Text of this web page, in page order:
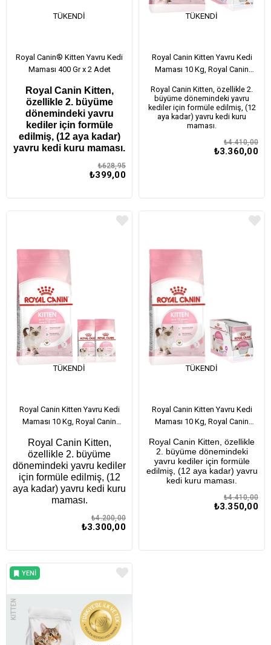
TÜKENDI
Royal Canin® Kitten Yavru Kedi
Maması 400 Gr x 2 Adet
Royal Canin Kitten,
özellikle 2. büyüme
dönemindeki yavru
kediler için formüle
edilmiş, (12 aya kadar)
yavru kedi kuru maması.
₺399,00
₺628,95
TÜKENDI
Royal Canin Kitten Yavru Kedi
Maması 10 Kg, Royal Canin
Royal Canin Kitten, özellikle 2.
büyüme dönemindeki yavru
kediler için formüle edilmiş, (12
aya kadar) yavru kedi kuru
maması.
₺3.360,00
₺4.410,00
TÜKENDI
Royal Canin Kitten Yavru Kedi
Maması 10 Kg, Royal Canin
Royal Canin Kitten,
özellikle 2. büyüme
dönemindeki yavru kediler
için formüle edilmiş, (12
aya kadar) yavru kedi kuru
maması.
₺3.300,00
₺4.200,00
TÜKENDI
Royal Canin Kitten Yavru Kedi
Maması 10 Kg, Royal Canin
Adet
Royal Canin Kitten, özellikle
2. büyüme dönemindeki
yavru kediler için formüle
edilmiş, (12 aya kadar) yavru
kedi kuru maması.
₺3.350,00
₺4.410,00
YENI